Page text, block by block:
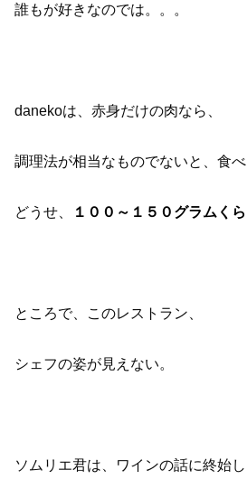
誰もが好きなのでは。。。
danekoは、赤身だけの肉なら、
調理法が相当なものでないと、食べ
どうせ、 １００～１５０グラムく
ところで、このレストラン、
シェフの姿が見えない。
ソムリエ君は、ワインの話に終始し